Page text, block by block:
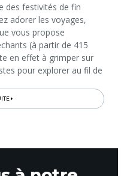
des festivités de fin
adorer les voyages,
vous propose
(à partir de 415
en effet à grimper sur
pour explorer au fil de